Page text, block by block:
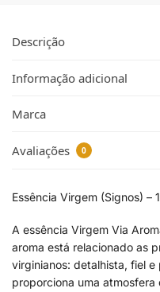
Descrição
Informação adicional
Marca
Avaliações 0
Essência Virgem (Signos) –
A essência Virgem Via
aroma está relacionado as
virginianos: detalhista, fiel
proporciona uma